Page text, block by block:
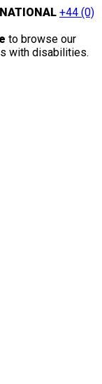
+44 (0)
to browse our
with disabilities.